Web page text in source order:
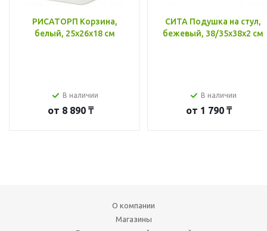
РИСАТОРП Корзина,
белый, 25x26x18 см
В наличии
от 8 890 ₸
СИТА Подушка на стул,
бежевый, 38/35x38x2 см
В наличии
от 1 790 ₸
О компании
Магазины